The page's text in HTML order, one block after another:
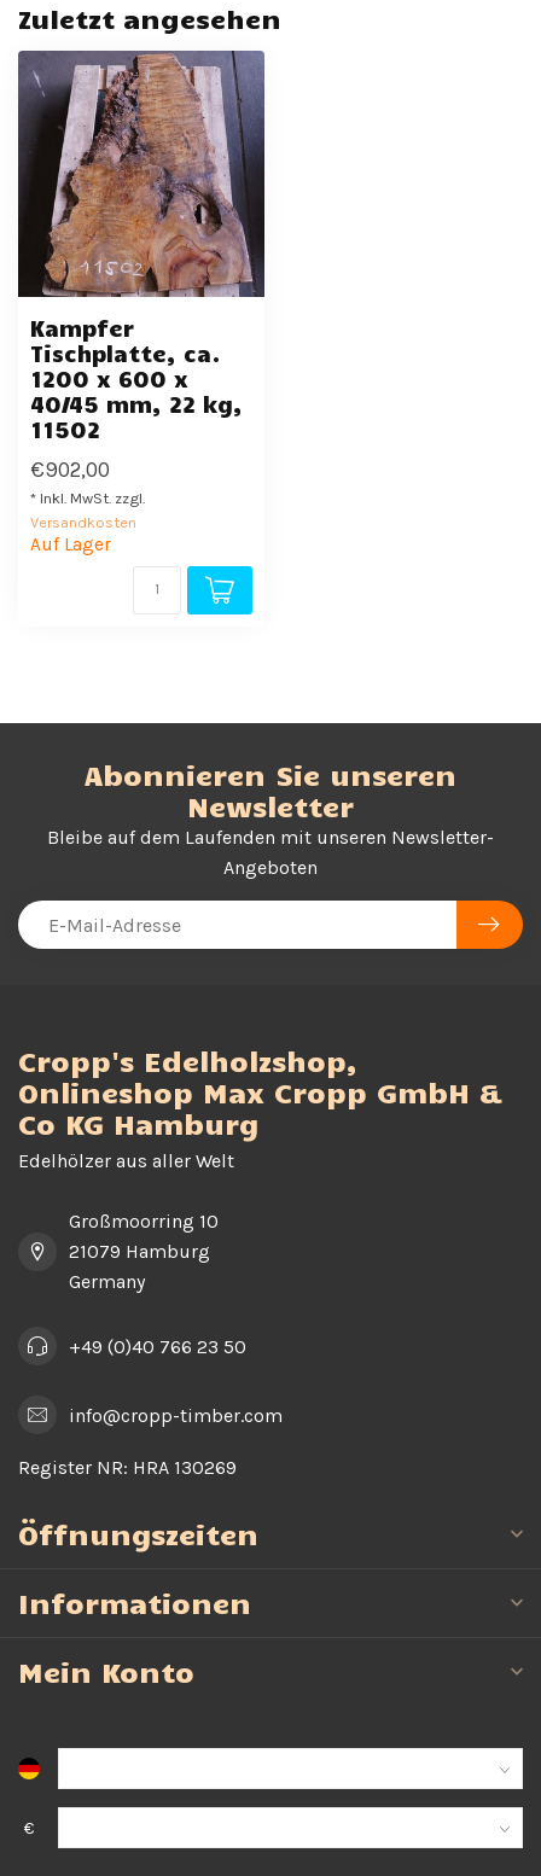
Zuletzt angesehen
Kampfer
Tischplatte, ca.
1200 x 600 x
40/45 mm, 22 kg,
11502
€902,00
* Inkl. MwSt. zzgl.
Versandkosten
Auf Lager
Abonnieren Sie unseren
Newsletter
Bleibe auf dem Laufenden mit unseren Newsletter-
Angeboten
Cropp's Edelholzshop,
Onlineshop Max Cropp GmbH &
Co KG Hamburg
Edelhölzer aus aller Welt
Großmoorring 10
21079 Hamburg
Germany
+49 (0)40 766 23 50
info@cropp-timber.com
Register NR: HRA 130269
Öffnungszeiten
Informationen
Mein Konto
€